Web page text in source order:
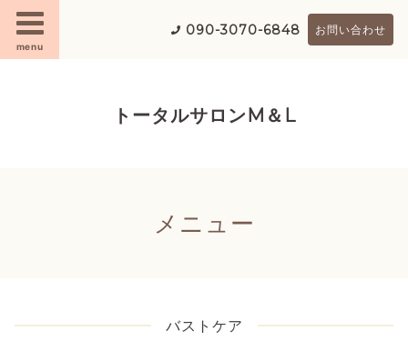
menu
090-3070-6848 お問い合わせ
トータルサロンM＆L
メニュー
バストケア